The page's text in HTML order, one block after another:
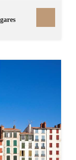
verte qui
Elle